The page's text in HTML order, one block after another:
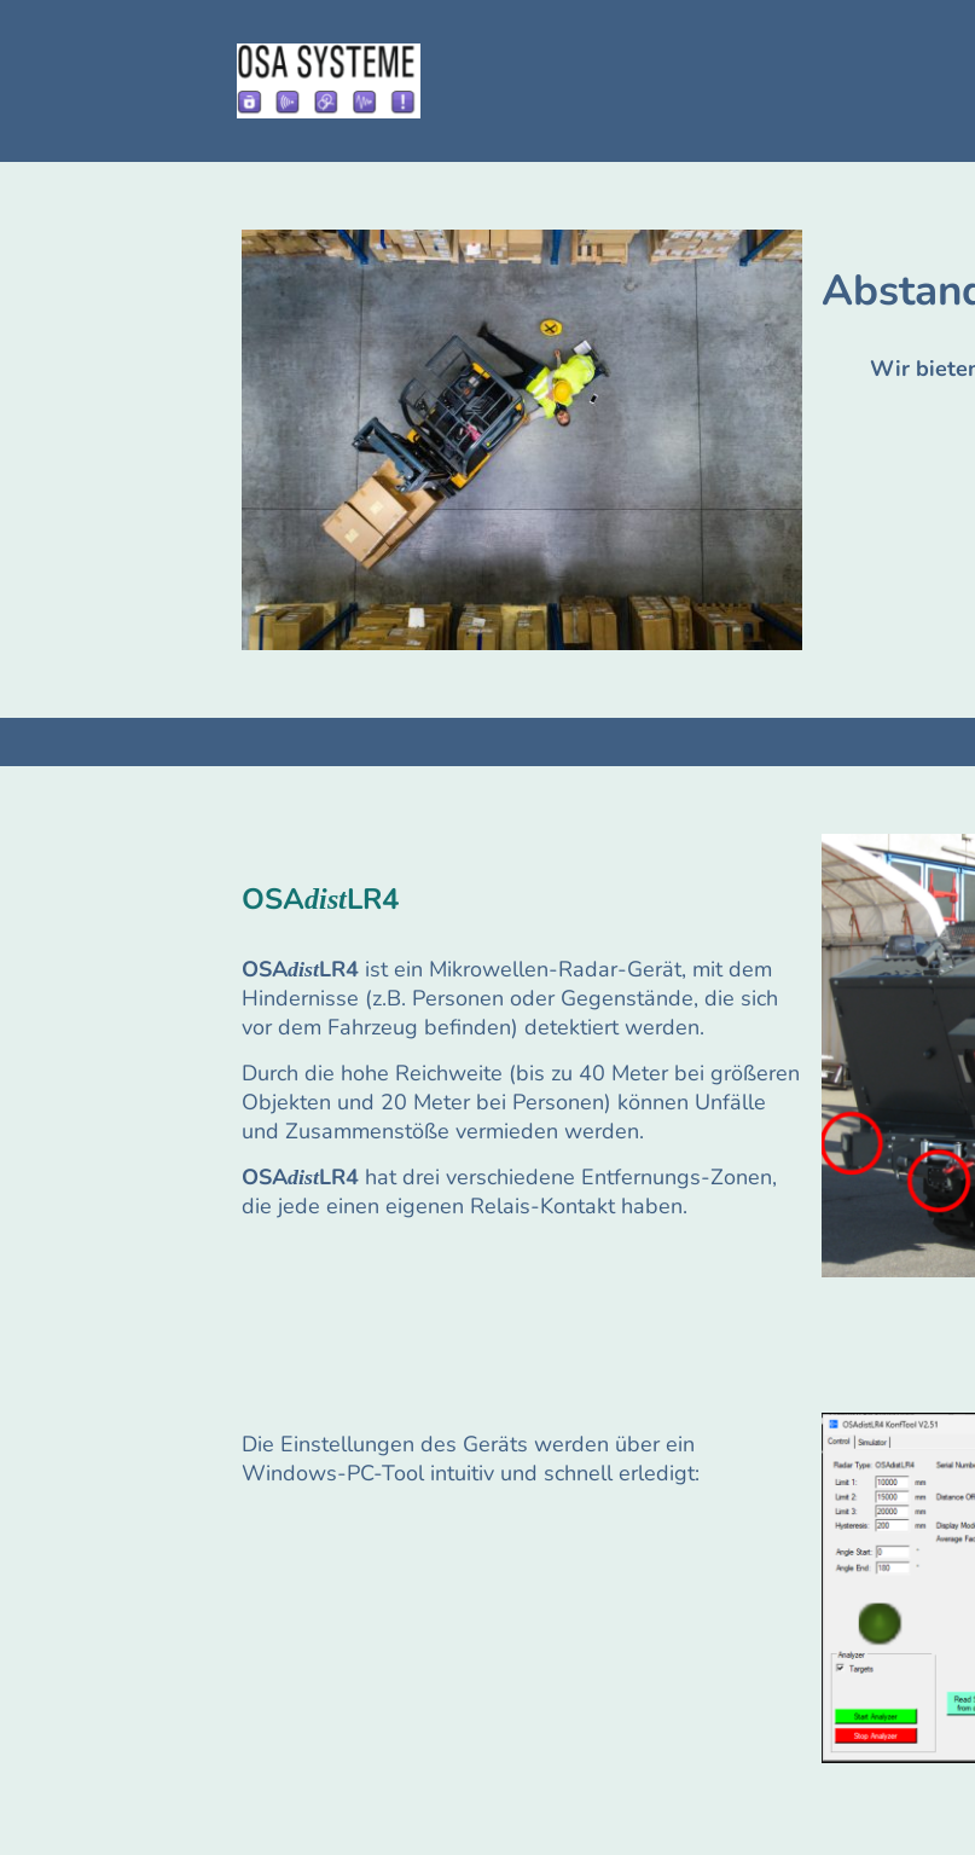
Wir
OSAdistLR4
OSAdistLR4 ist ein Mikrowellen-Radar-Gerät, mit dem
Hindernisse (z.B. Personen oder Gegenstände, die sich
vor dem Fahrzeug befinden) detektiert werden.
Durch die hohe Reichweite (bis zu 40 Meter bei größeren
Objekten und 20 Meter bei Personen) können Unfälle
und Zusammenstöße vermieden werden.
OSAdistLR4 hat drei verschiedene Entfernungs-Zonen,
die jede einen eigenen Relais-Kontakt haben.
Die Einstellungen des Geräts werden über ein
Windows-PC-Tool intuitiv und schnell erledigt: